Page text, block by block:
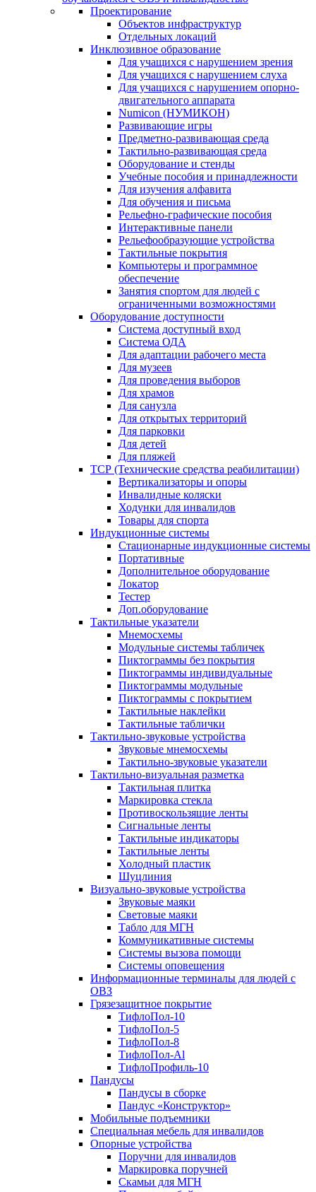
Проектирование
Объектов инфраструктур
Отдельных локаций
Инклюзивное образование
Для учащихся с нарушением зрения
Для учащихся с нарушением слуха
Для учащихся с нарушением опорно-
двигательного аппарата
Numicon (НУМИКОН)
Развивающие игры
Предметно-развивающая среда
Тактильно-развивающая среда
Оборудование и стенды
Учебные пособия и принадлежности
Для изучения алфавита
Для обучения и письма
Рельефно-графические пособия
Интерактивные панели
Рельефообразующие устройства
Тактильные покрытия
Компьютеры и программное
обеспечение
Занятия спортом для людей с
ограниченными возможностями
Оборудование доступности
Система доступный вход
Система ОДА
Для адаптации рабочего места
Для музеев
Для проведения выборов
Для храмов
Для санузла
Для открытых территорий
Для парковки
Для детей
Для пляжей
ТСР (Технические средства реабилитации)
Вертикализаторы и опоры
Инвалидные коляски
Ходунки для инвалидов
Товары для спорта
Индукционные системы
Стационарные индукционные системы
Портативные
Дополнительное оборудование
Локатор
Тестер
Доп.оборудование
Тактильные указатели
Мнемосхемы
Модульные системы табличек
Пиктограммы без покрытия
Пиктограммы индивидуальные
Пиктограммы модульные
Пиктограммы с покрытием
Тактильные наклейки
Тактильные таблички
Тактильно-звуковые устройства
Звуковые мнемосхемы
Тактильно-звуковые указатели
Тактильно-визуальная разметка
Тактильная плитка
Маркировка стекла
Противоскользящие ленты
Сигнальные ленты
Тактильные индикаторы
Тактильные ленты
Холодный пластик
Шуцлиния
Визуально-звуковые устройства
Звуковые маяки
Световые маяки
Табло для МГН
Коммуникативные системы
Системы вызова помощи
Системы оповещения
Информационные терминалы для людей с
ОВЗ
Грязезащитное покрытие
ТифлоПол-10
ТифлоПол-5
ТифлоПол-8
ТифлоПол-Al
ТифлоПрофиль-10
Пандусы
Пандусы в сборке
Пандус «Конструктор»
Мобильные подъемники
Специальная мебель для инвалидов
Опорные устройства
Поручни для инвалидов
Маркировка поручней
Скамьи для МГН